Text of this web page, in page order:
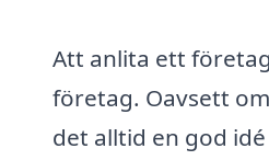
Att anlita ett
företag. Oavsett
det alltid en god